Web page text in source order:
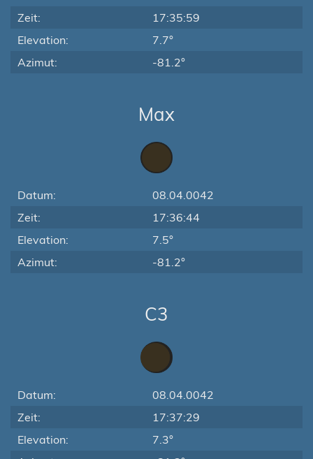
Zeit:
17:35:59
Elevation:
7.7°
Azimut:
-81.2°
Max
Datum:
08.04.0042
Zeit:
17:36:44
Elevation:
7.5°
Azimut:
-81.2°
C3
Datum:
08.04.0042
Zeit:
17:37:29
Elevation:
7.3°